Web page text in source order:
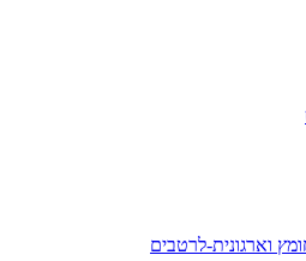
וארגונית-לרטבים